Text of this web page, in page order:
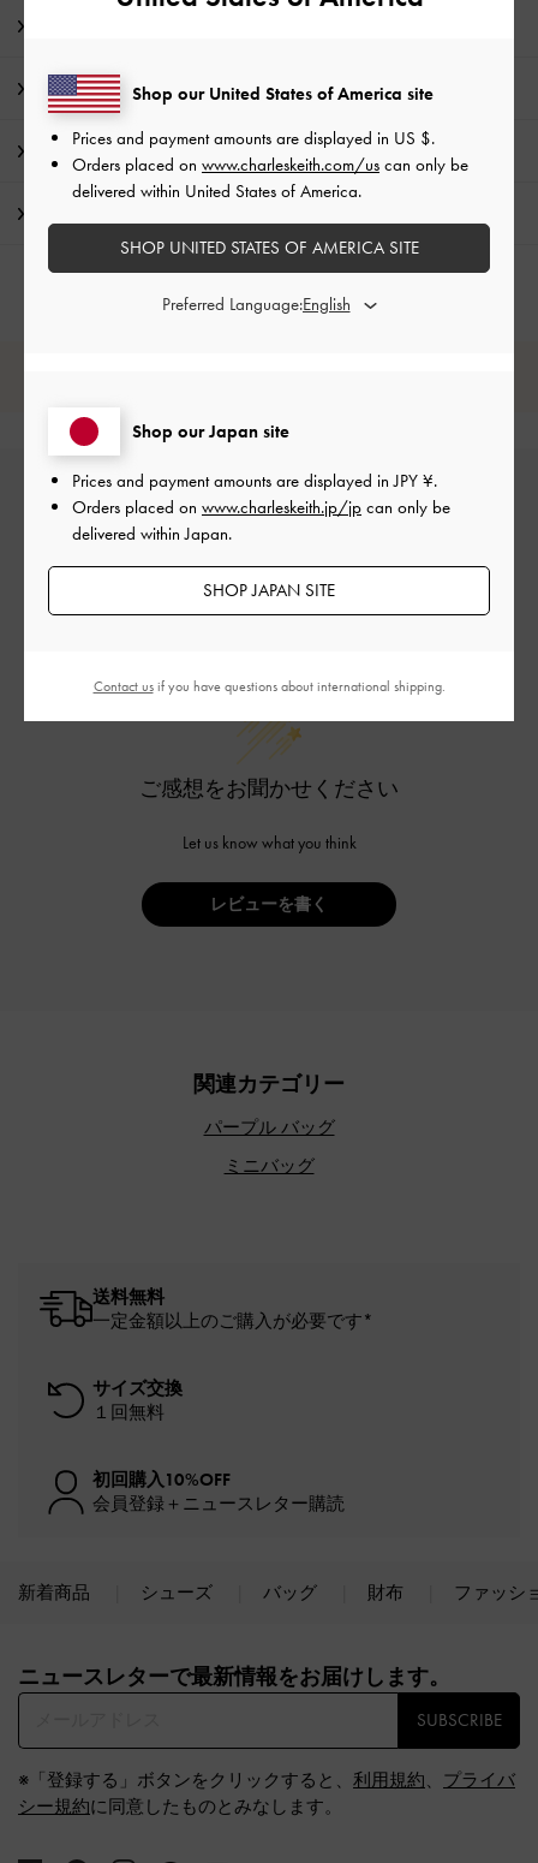
商品詳細 / お手入れ方法
特典
ご感想をお聞かせください
Let us know what you think
レビューを書く
関連カテゴリー
パープル バッグ
ミニバッグ
送料無料
一定金額以上のご購入が必要です*
サイズ交換
１回無料
初回購入10%OFF
会員登録＋ニュースレター購読
新着商品 シューズ バッグ 財布 ファッシ
ニュースレターで最新情報をお届けします。​
SUBSCRIBE
※「登録する」ボタンをクリックすると、 利用規約、 プライバ
シー規約に同意したものとみなします。
Shop our Japan site
Prices and payment amounts are displayed inJPY ¥.
Orders placed on www.charleskeith.jp/jp can only be
delivered within Japan.
SHOP JAPAN SITE
Shop our United States of America site
Prices and payment amounts are displayed in US $.
Orders placed on www.charleskeith.com/us can only be
delivered within United States of America.
SHOP UNITED STATES OF AMERICA SITE
Preferred Language:
Contact usif you have questions about international shipping.